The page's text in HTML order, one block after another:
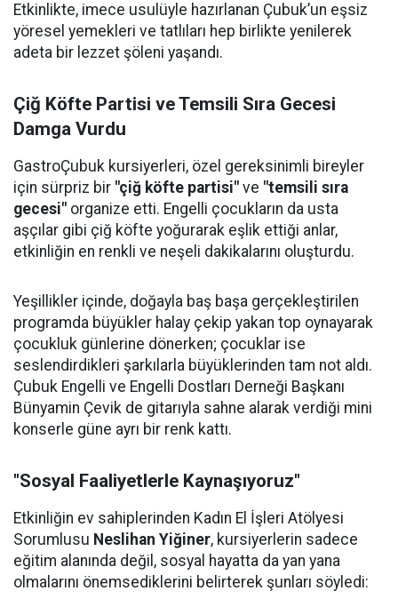
Etkinlikte, imece usulüyle hazırlanan Çubuk’un eşsiz
yöresel yemekleri ve tatlıları hep birlikte yenilerek
adeta bir lezzet şöleni yaşandı.
Çiğ Köfte Partisi ve Temsili Sıra Gecesi
Damga Vurdu
GastroÇubuk kursiyerleri, özel gereksinimli bireyler
için sürpriz bir "çiğ köfte partisi" ve "temsili sıra
gecesi" organize etti. Engelli çocukların da usta
aşçılar gibi çiğ köfte yoğurarak eşlik ettiği anlar,
etkinliğin en renkli ve neşeli dakikalarını oluşturdu.
Yeşillikler içinde, doğayla baş başa gerçekleştirilen
programda büyükler halay çekip yakan top oynayarak
çocukluk günlerine dönerken; çocuklar ise
seslendirdikleri şarkılarla büyüklerinden tam not aldı.
Çubuk Engelli ve Engelli Dostları Derneği Başkanı
Bünyamin Çevik de gitarıyla sahne alarak verdiği mini
konserle güne ayrı bir renk kattı.
"Sosyal Faaliyetlerle Kaynaşıyoruz"
Etkinliğin ev sahiplerinden Kadın El İşleri Atölyesi
Sorumlusu Neslihan Yiğiner, kursiyerlerin sadece
eğitim alanında değil, sosyal hayatta da yan yana
olmalarını önemsediklerini belirterek şunları söyledi: